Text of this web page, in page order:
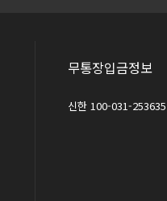
무통장입금정보
신한 100-031-